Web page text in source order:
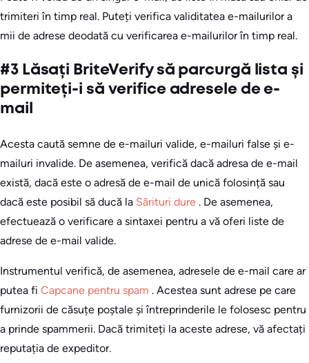
trimiteri în timp real. Puteți verifica validitatea e-mailurilor a
mii de adrese deodată cu verificarea e-mailurilor în timp real.
#3 Lăsați BriteVerify să parcurgă lista și
permiteți-i să verifice adresele de e-
mail
Acesta caută semne de e-mailuri valide, e-mailuri false și e-
mailuri invalide. De asemenea, verifică dacă adresa de e-mail
există, dacă este o adresă de e-mail de unică folosință sau
dacă este posibil să ducă la Sărituri dure . De asemenea,
efectuează o verificare a sintaxei pentru a vă oferi liste de
adrese de e-mail valide.
Instrumentul verifică, de asemenea, adresele de e-mail care ar
putea fi Capcane pentru spam . Acestea sunt adrese pe care
furnizorii de căsuțe poștale și întreprinderile le folosesc pentru
a prinde spammerii. Dacă trimiteți la aceste adrese, vă afectați
reputația de expeditor.